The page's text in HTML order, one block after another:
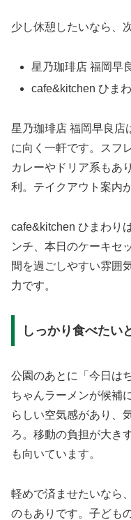
少し休憩したいなら、
星乃珈琲店 福岡早
cafe&kitchen ひま
星乃珈琲店 福岡早良店
に向く一軒です。スフ
カレーやドリア系もあ
利。テイクアウト案内
cafe&kitchen ひまわり
ンチ、本日のケーキセ
間を過ごしやすい雰囲
力です。
しっかり食べたい
公園のあとに「今日は
ちゃんラーメンが候補
らしい空気感があり、
ろ。移動の負担が大き
も向いています。
軽めで済ませたいなら
のもありです。子ども